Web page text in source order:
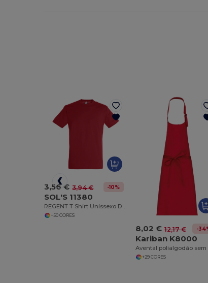
3,56 € 3,94 € -10%
SOL'S 11380
REGENT T Shirt Unissexo De Gola Redonda
+50 CORES
8,02 € 12,17 € -
Kariban K8000
+29 CORES